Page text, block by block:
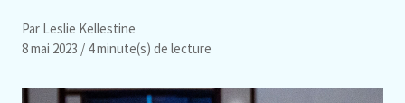
Par Leslie Kellestine
8 mai 2023 / 4 minute(s) de lecture